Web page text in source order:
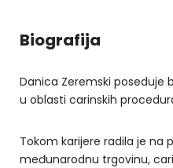
Biografija
Danica Zeremski poseduje
u oblasti carinskih
Tokom karijere radila je na
međunarodnu trgovinu,